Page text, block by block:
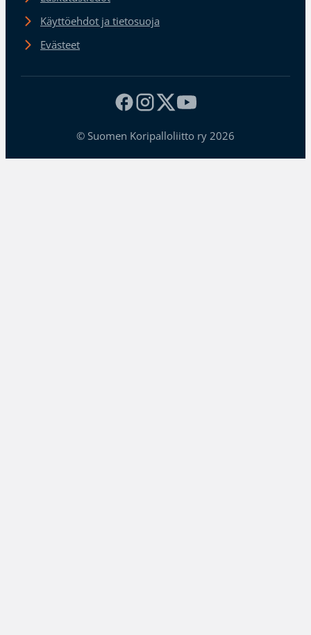
Käyttöehdot ja tietosuoja
Evästeet
© Suomen Koripalloliitto ry 2026